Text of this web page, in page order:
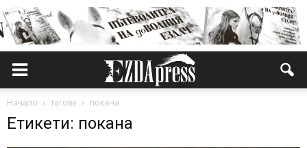
Начало тагове покана
Етикети: покана